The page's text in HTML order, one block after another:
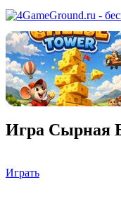
Игра Сырная
Играть